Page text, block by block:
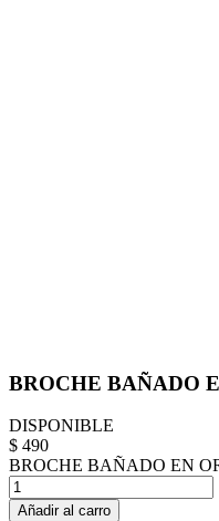
BROCHE BAÑADO
DISPONIBLE
$ 490
BROCHE BAÑADO EN
Añadir al carro